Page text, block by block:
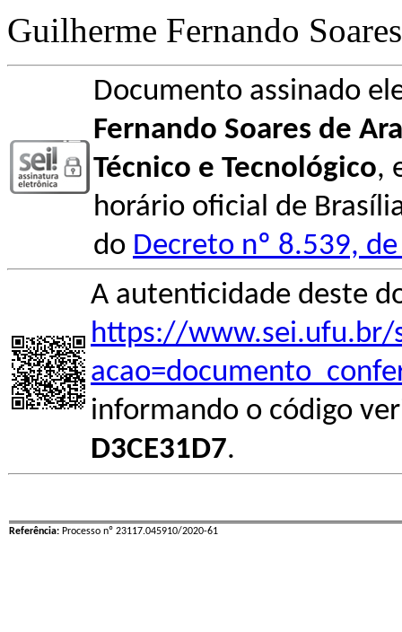
Guilherme Fernando
Documento assinado
Fernando Soares de
Técnico e Tecnológico,
horário oficial de
do Decreto nº 8.539,
A autenticidade deste
https://www.sei.ufu.br/
informando o código
D3CE31D7.
Referência: Processo nº 23117.045910/2020-61